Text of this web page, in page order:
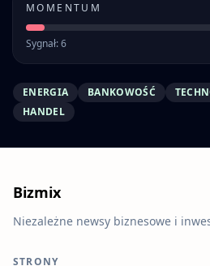
MOMENTUM
Sygnał: 6
ENERGIA BANKOWOŚĆ
HANDEL
Bizmix
Niezależne newsy biznesowe i
STRONY